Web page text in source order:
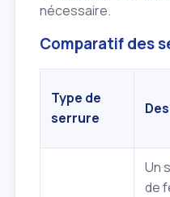
nécessaire.
Comparatif des
Type de
serrure
Un
de